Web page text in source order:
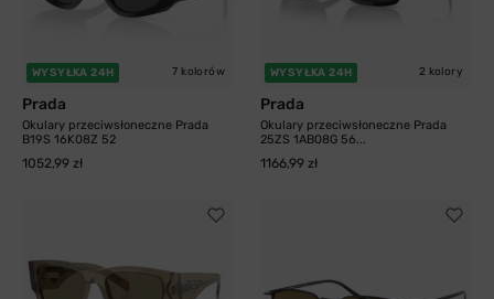
WYSYŁKA 24H 7 kolorów
Prada
Okulary przeciwsłoneczne Prada
B19S 16K08Z 52
1052,99 zł
WYSYŁKA 24H 2 kolory
Prada
Okulary przeciwsłoneczne Prada
25ZS 1AB08G 56...
1166,99 zł